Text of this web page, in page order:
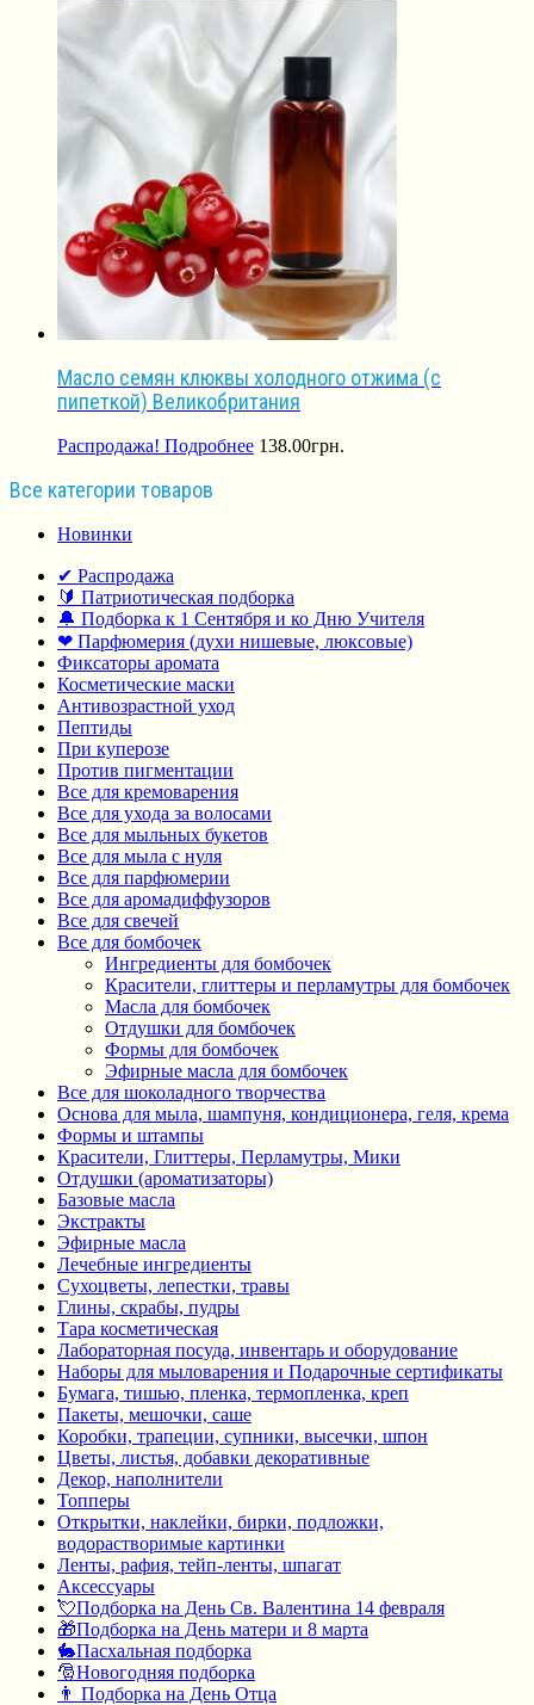
Масло семян клюквы холодного отжима (с
пипеткой) Великобритания
Распродажа! Подробнее 138.00грн.
Все категории товаров
Новинки
✔ Распродажа
🔰 Патриотическая подборка
🔔 Подборка к 1 Сентября и ко Дню Учителя
❤ Парфюмерия (духи нишевые, люксовые)
Фиксаторы аромата
Косметические маски
Антивозрастной уход
Пептиды
При куперозе
Против пигментации
Все для кремоварения
Все для ухода за волосами
Все для мыльных букетов
Все для мыла с нуля
Все для парфюмерии
Все для аромадиффузоров
Все для свечей
Все для бомбочек
Ингредиенты для бомбочек
Красители, глиттеры и перламутры для бомбочек
Масла для бомбочек
Отдушки для бомбочек
Формы для бомбочек
Эфирные масла для бомбочек
Все для шоколадного творчества
Основа для мыла, шампуня, кондиционера, геля, крема
Формы и штампы
Красители, Глиттеры, Перламутры, Мики
Отдушки (ароматизаторы)
Базовые масла
Экстракты
Эфирные масла
Лечебные ингредиенты
Сухоцветы, лепестки, травы
Глины, скрабы, пудры
Тара косметическая
Лабораторная посуда, инвентарь и оборудование
Наборы для мыловарения и Подарочные сертификаты
Бумага, тишью, пленка, термопленка, креп
Пакеты, мешочки, саше
Коробки, трапеции, супники, высечки, шпон
Цветы, листья, добавки декоративные
Декор, наполнители
Топперы
Открытки, наклейки, бирки, подложки,
водорастворимые картинки
Ленты, рафия, тейп-ленты, шпагат
Аксессуары
💘Подборка на День Св. Валентина 14 февраля
🎁Подборка на День матери и 8 марта
🐇Пасхальная подборка
🎅Новогодняя подборка
👨 Подборка на День Отца